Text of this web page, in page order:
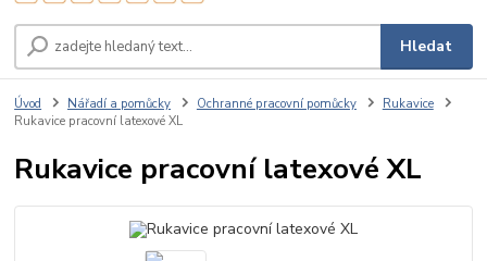
Hledat
Úvod Nářadí a pomůcky Ochranné pracovní pomůcky
Rukavice
Rukavice pracovní latexové XL
Rukavice pracovní latexové XL